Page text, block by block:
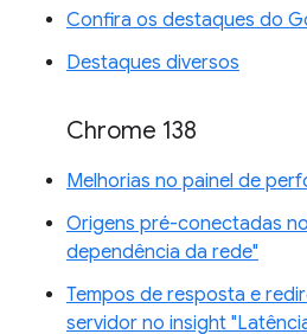
Confira os destaques do
Destaques diversos
Chrome 138
Melhorias no painel de
Origens pré-conectadas
dependência da rede"
Tempos de resposta e
servidor no insight